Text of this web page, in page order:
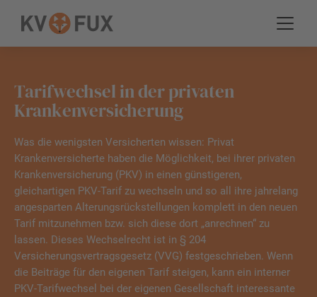
Tarifwechsel in der privaten
Krankenversicherung
Was die wenigsten Versicherten wissen: Privat
Krankenversicherte haben die Möglichkeit, bei ihrer privaten
Krankenversicherung (PKV) in einen günstigeren,
gleichartigen PKV-Tarif zu wechseln und so all ihre jahrelang
angesparten Alterungsrückstellungen komplett in den neuen
Tarif mitzunehmen bzw. sich diese dort „anrechnen“ zu
lassen. Dieses Wechselrecht ist in § 204
Versicherungsvertragsgesetz (VVG) festgeschrieben. Wenn
die Beiträge für den eigenen Tarif steigen, kann ein interner
PKV-Tarifwechsel bei der eigenen Gesellschaft interessante